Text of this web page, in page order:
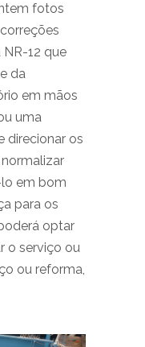
fotos
NR-12 que
da
em mãos
uma
direcionar os
em bom
para os
optar
o serviço ou
ou reforma,